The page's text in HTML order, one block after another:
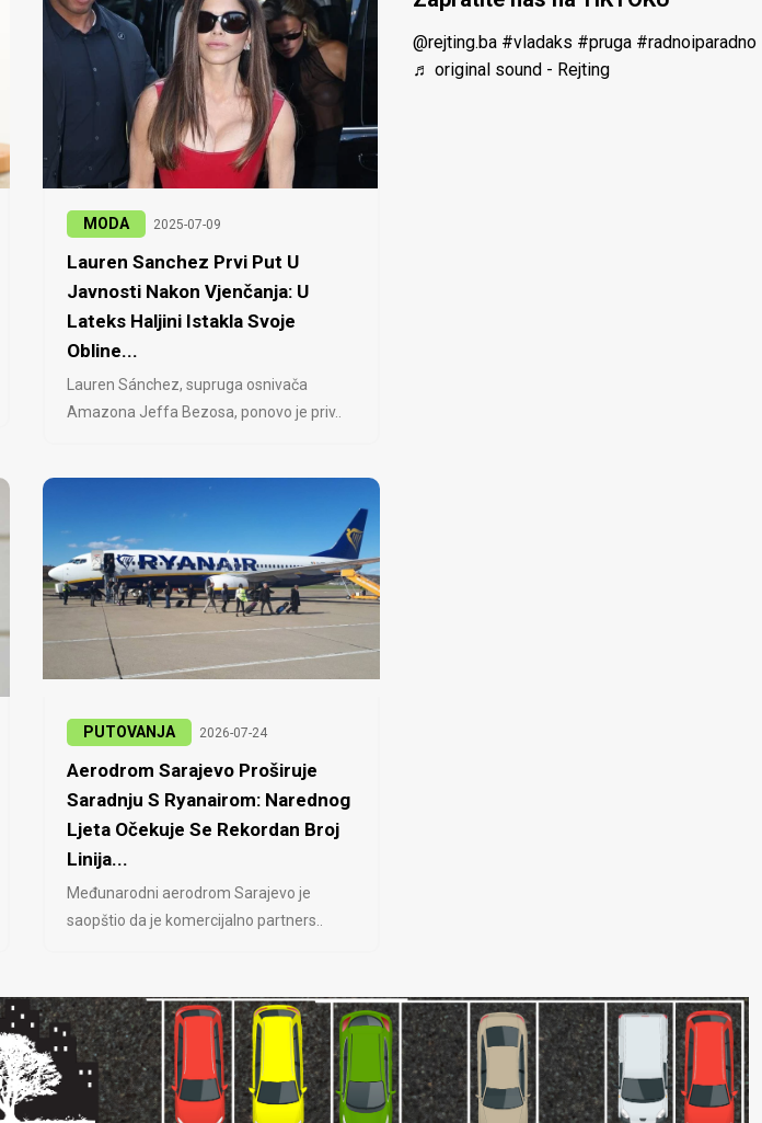
MODA 2025-07-09
Lauren Sanchez Prvi Put U
Javnosti Nakon Vjenčanja: U
Lateks Haljini Istakla Svoje
Obline...
Lauren Sánchez, supruga osnivača
Amazona Jeffa Bezosa, ponovo je priv..
PUTOVANJA 2026-07-24
Aerodrom Sarajevo Proširuje
Saradnju S Ryanairom: Narednog
Ljeta Očekuje Se Rekordan Broj
Linija...
Međunarodni aerodrom Sarajevo je
saopštio da je komercijalno partners..
@rejting.ba #vladaks #pruga #radnoiparadno
♬ original sound - Rejting